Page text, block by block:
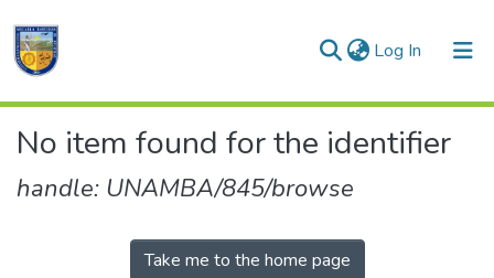
Log In (current)
Communities & Collections
No item found for the identifier
handle: UNAMBA/845/browse
Take me to the home page